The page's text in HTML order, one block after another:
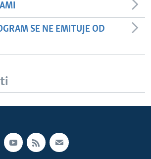
SE NE EMITUJE OD